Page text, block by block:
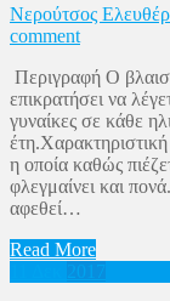
Νερούτσος
comment
Περιγραφή Ο
επικρατήσει να
γυναίκες σε κάθε
η οποία καθώς
φλεγμαίνει και
αφεθεί…
Read More